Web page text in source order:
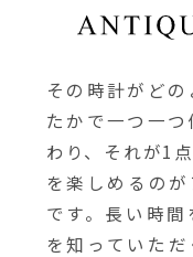
その時計がど
たかで一つ一
わり、それが1
を楽しめるの
です。長い時
を知っていた